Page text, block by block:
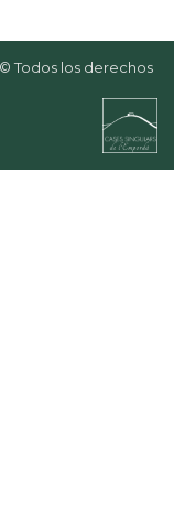
Todos los derechos